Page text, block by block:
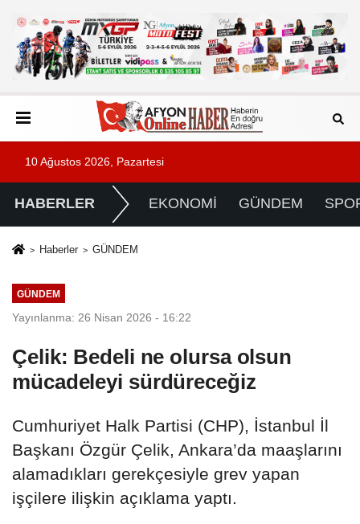
10 Ağustos 2026, Pazartesi
HABERLER EKONOMİ GÜNDEM
Haberler GÜNDEM
GÜNDEM
Yayınlanma: 26 Nisan 2026 - 16:22
Çelik: Bedeli ne olursa olsun
mücadeleyi sürdüreceğiz
Cumhuriyet Halk Partisi (CHP), İstanbul İl
Başkanı Özgür Çelik, Ankara’da maaşlarını
alamadıkları gerekçesiyle grev yapan
işçilere ilişkin açıklama yaptı.